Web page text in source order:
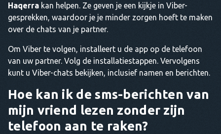
Haqerra kan helpen. Ze geven je een kijkje in Viber-
gesprekken, waardoor je je minder zorgen hoeft te maken
over de chats van je partner.
Om Viber te volgen, installeert u de app op de telefoon
van uw partner. Volg de installatiestappen. Vervolgens
kunt u Viber-chats bekijken, inclusief namen en berichten.
Hoe kan ik de sms-berichten van
mijn vriend lezen zonder zijn
telefoon aan te raken?